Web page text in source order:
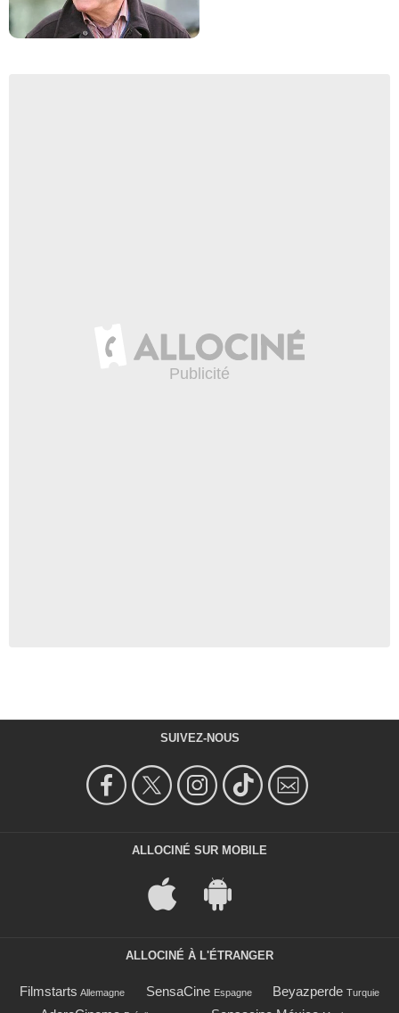
SUIVEZ-NOUS
ALLOCINÉ SUR MOBILE
ALLOCINÉ À L'ÉTRANGER
Filmstarts Allemagne SensaCine Espagne Beyazperde Turquie